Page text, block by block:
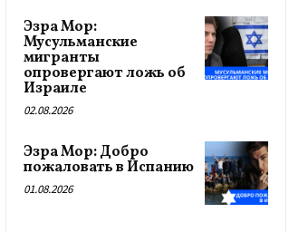
Эзра Мор:
Мусульманские
мигранты
опровергают ложь об
Израиле
02.08.2026
Эзра Мор: Добро
пожаловать в Испанию
01.08.2026